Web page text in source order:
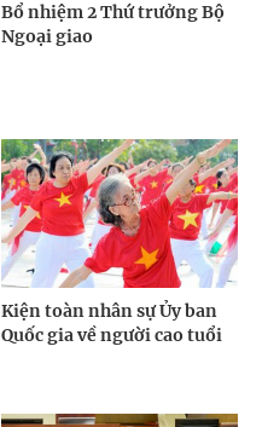
Bổ nhiệm 2 Thứ trưởng Bộ
Ngoại giao
Kiện toàn nhân sự Ủy ban
Quốc gia về người cao tuổi